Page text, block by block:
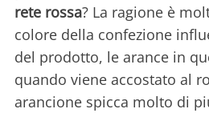
rete rossa? La ragione è
colore della confezione
del prodotto, le arance in
quando viene accostato al
arancione spicca molto di